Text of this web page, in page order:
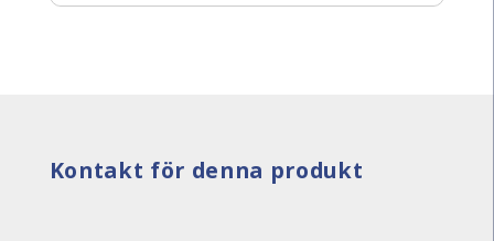
Kontakt för denna produkt